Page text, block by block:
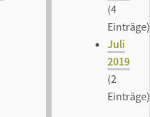
(4
Einträge)
Juli
2019
(2
Einträge)